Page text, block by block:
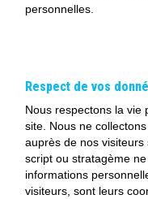
Respect de vos
Nous respectons la vie
site. Nous ne
auprès de nos
script ou stratagème
informations
visiteurs, sont leurs
personnelles.